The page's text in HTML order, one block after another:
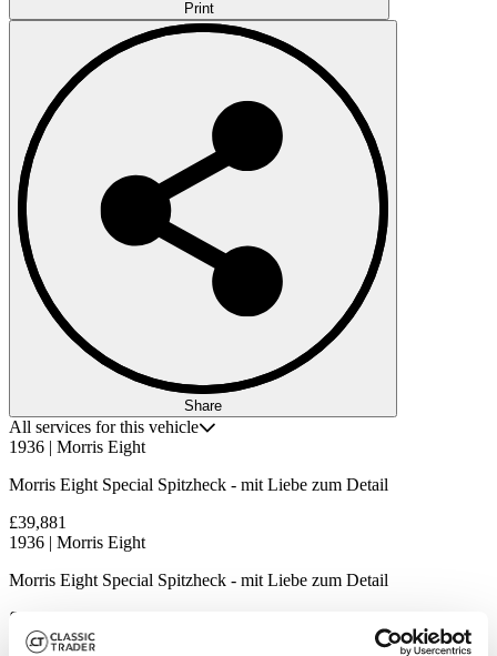
Print
Share
All services for this vehicle
1936 | Morris Eight
Morris Eight Special Spitzheck - mit Liebe zum Detail
£39,881
1936 | Morris Eight
Morris Eight Special Spitzheck - mit Liebe zum Detail
£39,881